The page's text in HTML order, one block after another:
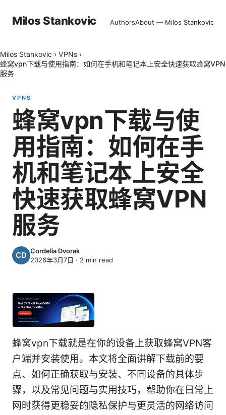
Milos Stankovic AuthorsAbout — Milos Stankovic
Milos Stankovic › VPNs ›
蜂窝vpn下载与使用指南：如何在手机和笔记本上安全快速获取蜂窝VPN
服务
VPNS
蜂窝vpn下载与使
用指南：如何在手
机和笔记本上安全
快速获取蜂窝VPN
服务
Cordelia Dvorak
2026年3月7日 · 2 min read
蜂窝vpn下载就是在你的设备上获取蜂窝VPN客
户端并安装使用。本文将全面讲解下载前的要
点、如何正确获取与安装、不同设备的具体步
骤，以及常见问题与实用技巧，帮助你在日常上
网时获得更稳妥的隐私保护与更灵活的网络访问